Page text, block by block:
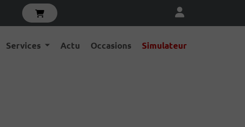
Services Actu Occasions Simulateur